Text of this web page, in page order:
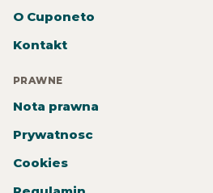
O Cuponeto
Kontakt
PRAWNE
Nota prawna
Prywatnosc
Cookies